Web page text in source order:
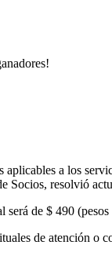
a los
Socios, resolvió
de $ 490
de atención o